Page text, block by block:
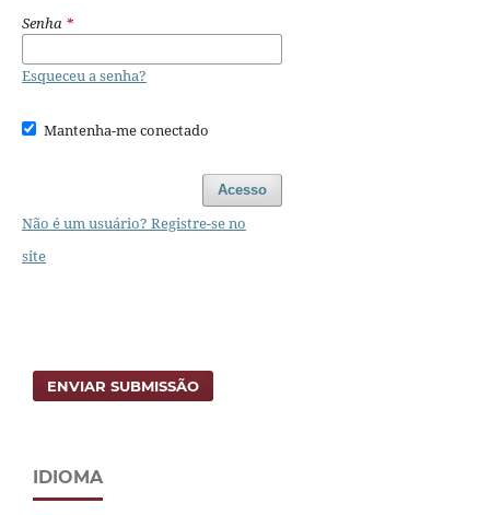
Senha *
Esqueceu a senha?
Mantenha-me conectado
Acesso
Não é um usuário? Registre-se no
site
ENVIAR SUBMISSÃO
IDIOMA